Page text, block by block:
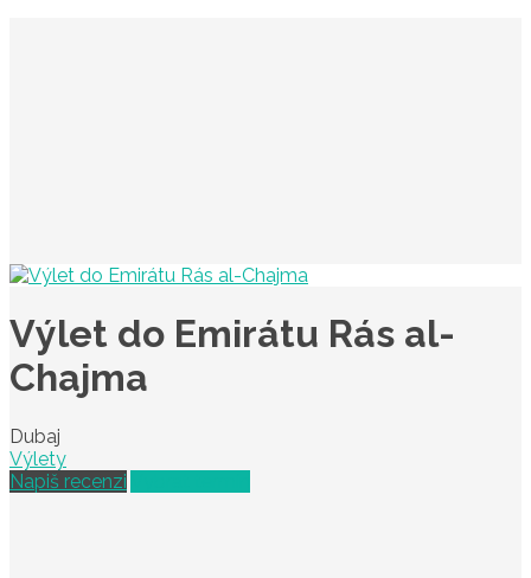
Výlet do Emirátu Rás al-
Chajma
Dubaj
Výlety
Napiš recenzi